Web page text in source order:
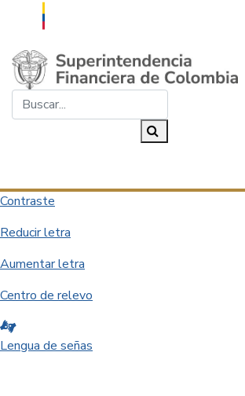
Saltar al contenido principal
Contraste
Reducir letra
Aumentar letra
Centro de relevo
Lengua de señas